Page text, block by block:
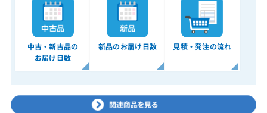
中古・新古品の
お届け日数
新品のお届け日数 見積・発注の流れ